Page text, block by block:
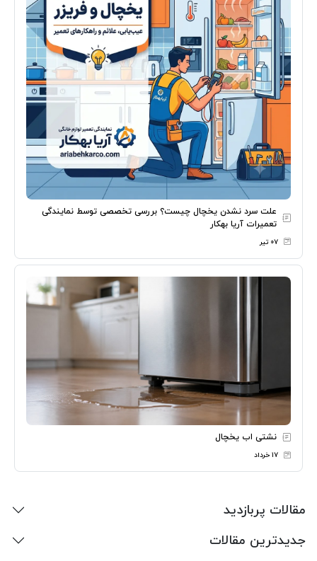
علت سرد نشدن یخچال چیست؟ بررسی تخصصی توسط نمایندگی
تعمیرات آریا بهکار
۰۷ تیر
نشتی اب یخچال
۱۷ خرداد
مقالات پربازدید
جدیدترین مقالات